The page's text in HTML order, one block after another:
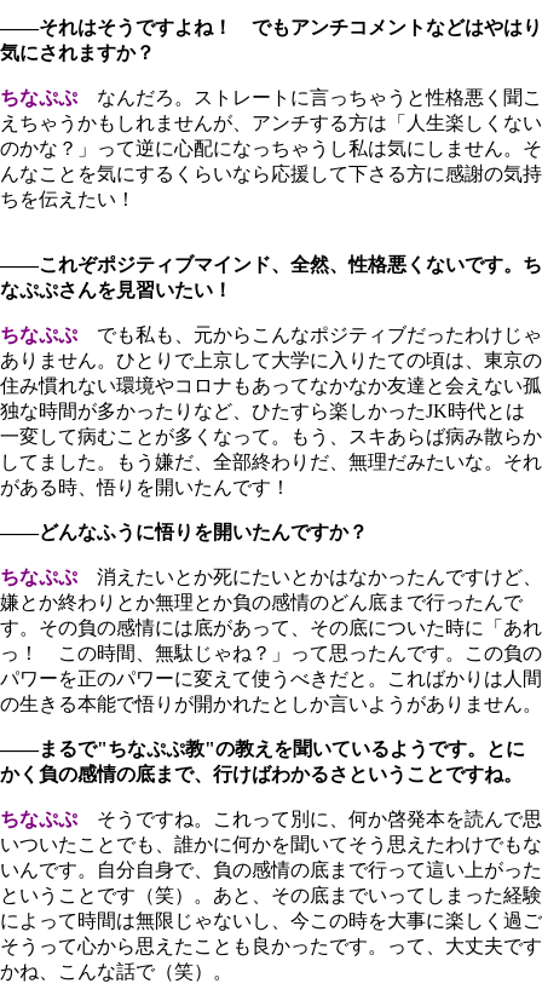
――それはそうですよね！ でもアンチコメントなどはやはり
気にされますか？
ちなぷぷなんだろ。ストレートに言っちゃうと性格悪く聞こ
えちゃうかもしれませんが、アンチする方は「人生楽しくない
のかな？」って逆に心配になっちゃうし私は気にしません。そ
んなことを気にするくらいなら応援して下さる方に感謝の気持
ちを伝えたい！
――これぞポジティブマインド、全然、性格悪くないです。ち
なぷぷさんを見習いたい！
ちなぷぷでも私も、元からこんなポジティブだったわけじゃ
ありません。ひとりで上京して大学に入りたての頃は、東京の
住み慣れない環境やコロナもあってなかなか友達と会えない孤
独な時間が多かったりなど、ひたすら楽しかったJK時代とは
一変して病むことが多くなって。もう、スキあらば病み散らか
してました。もう嫌だ、全部終わりだ、無理だみたいな。それ
がある時、悟りを開いたんです！
――どんなふうに悟りを開いたんですか？
ちなぷぷ消えたいとか死にたいとかはなかったんですけど、
嫌とか終わりとか無理とか負の感情のどん底まで行ったんで
す。その負の感情には底があって、その底についた時に「あれ
っ！ この時間、無駄じゃね？」って思ったんです。この負の
パワーを正のパワーに変えて使うべきだと。こればかりは人間
の生きる本能で悟りが開かれたとしか言いようがありません。
――まるで"ちなぷぷ教"の教えを聞いているようです。とに
かく負の感情の底まで、行けばわかるさということですね。
ちなぷぷそうですね。これって別に、何か啓発本を読んで思
いついたことでも、誰かに何かを聞いてそう思えたわけでもな
いんです。自分自身で、負の感情の底まで行って這い上がった
ということです（笑）。あと、その底までいってしまった経験
によって時間は無限じゃないし、今この時を大事に楽しく過ご
そうって心から思えたことも良かったです。って、大丈夫です
かね、こんな話で（笑）。